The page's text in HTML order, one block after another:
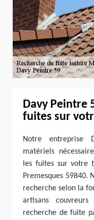
Davy Peintre
fuites sur
Notre entreprise
matériels
les fuites sur votre
Premesques 59840.
recherche selon la
artisans
recherche de fuite